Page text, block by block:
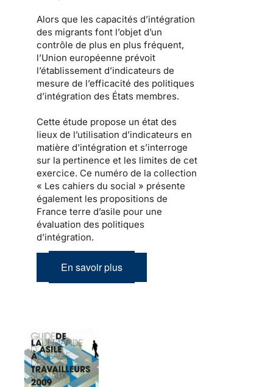
Alors que les capacités d’intégration
des migrants font l’objet d’un
contrôle de plus en plus fréquent,
l’Union européenne prévoit
l’établissement d’indicateurs de
mesure de l’efficacité des politiques
d’intégration des États membres.
Cette étude propose un état des
lieux de l’utilisation d’indicateurs en
matière d'intégration et s’interroge
sur la pertinence et les limites de cet
exercice. Ce numéro de la collection
« Les cahiers du social » présente
également les propositions de
France terre d’asile pour une
évaluation des politiques
d’intégration.
En savoir plus